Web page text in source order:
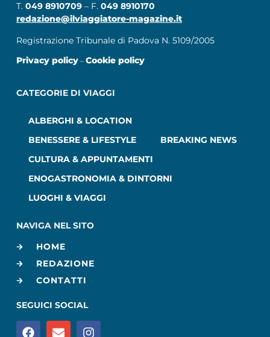
T. 049 8910709 – F. 049 8910170
redazione@ilviaggiatore-magazine.it
Registrazione Tribunale di Padova N. 5109/2005
Privacy policy– Cookie policy
CATEGORIE DI VIAGGI
ALBERGHI & LOCATION
BENESSERE & LIFESTYLE
BREAKING NEWS
CULTURA & APPUNTAMENTI
ENOGASTRONOMIA & DINTORNI
LUOGHI & VIAGGI
NAVIGA NEL SITO
HOME
REDAZIONE
CONTATTI
SEGUICI SOCIAL